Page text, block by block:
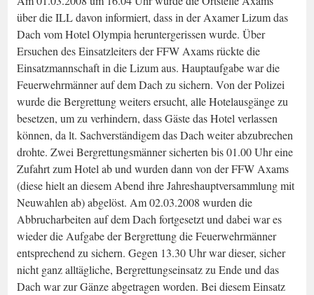
über die ILL davon informiert, dass in der Axamer Lizum das
Dach vom Hotel Olympia heruntergerissen wurde. Über
Ersuchen des Einsatzleiters der FFW Axams rückte die
Einsatzmannschaft in die Lizum aus. Hauptaufgabe war die
Feuerwehrmänner auf dem Dach zu sichern. Von der Polizei
wurde die Bergrettung weiters ersucht, alle Hotelausgänge zu
besetzen, um zu verhindern, dass Gäste das Hotel verlassen
können, da lt. Sachverständigem das Dach weiter abzubrechen
drohte. Zwei Bergrettungsmänner sicherten bis 01.00 Uhr eine
Zufahrt zum Hotel ab und wurden dann von der FFW Axams
(diese hielt an diesem Abend ihre Jahreshauptversammlung mit
Neuwahlen ab) abgelöst. Am 02.03.2008 wurden die
Abbrucharbeiten auf dem Dach fortgesetzt und dabei war es
wieder die Aufgabe der Bergrettung die Feuerwehrmänner
entsprechend zu sichern. Gegen 13.30 Uhr war dieser, sicher
nicht ganz alltägliche, Bergrettungseinsatz zu Ende und das
Dach war zur Gänze abgetragen worden. Bei diesem Einsatz